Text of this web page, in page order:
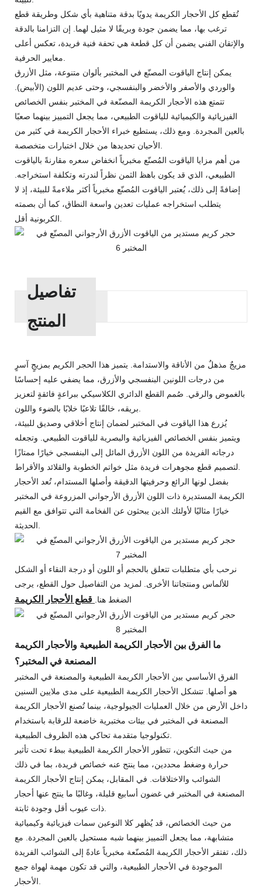
تُقطع كل الأحجار الكريمة يدويًا بدقة متناهية بأي شكل وطريقة قطع
ترغب بها، مما يضمن جودة وبريقًا لا مثيل لهما. إن التزامنا بالدقة
والإتقان الفني يضمن أن كل قطعة هي تحفة فنية فريدة، تعكس أعلى
يمكن إنتاج الياقوت المصنّع في المختبر بألوان متنوعة، مثل الأزرق
والوردي والأصفر والأخضر والبنفسجي، وحتى عديم اللون (الأبيض).
تتمتع هذه الأحجار الكريمة المصنّعة في المختبر بنفس الخصائص
الفيزيائية والكيميائية للياقوت الطبيعي، مما يجعل التمييز بينهما صعبًا
بالعين المجردة. ومع ذلك، يستطيع خبراء الأحجار الكريمة في كثير من
من أهم مزايا الياقوت المُصنّع مخبرياً انخفاض سعره مقارنةً بالياقوت
الطبيعي، الذي قد يكون باهظ الثمن نظراً لندرته وتكلفة استخراجه.
إضافةً إلى ذلك، يُعتبر الياقوت المُصنّع مخبرياً أكثر ملاءمةً للبيئة، إذ لا
يتطلب استخراجه عمليات تعدين واسعة النطاق، كما أن بصمته
تفاصيل
المنتج
مزيجٌ مذهلٌ من الأناقة والاستدامة. يتميز هذا الحجر الكريم بمزيجٍ آسرٍ
من درجات اللونين البنفسجي والأزرق، مما يضفي عليه إحساسًا
بالغموض والرقي. صُمم القطع الدائري الكلاسيكي ببراعةٍ فائقةٍ لتعزيز
يُزرع هذا الياقوت في المختبر لضمان إنتاج أخلاقي وصديق للبيئة،
ويتميز بنفس الخصائص الفيزيائية والبصرية للياقوت الطبيعي. وتجعله
درجاته الفريدة من اللون الأزرق المائل إلى البنفسجي خيارًا ممتازًا
بفضل لونها الرائع وحرفيتها الدقيقة وأصلها المستدام، تُعد الأحجار
الكريمة المستديرة ذات اللون الأزرق الأرجواني المزروعة في المختبر
خيارًا مثاليًا لأولئك الذين يبحثون عن الفخامة التي تتوافق مع القيم
نرحب بأي متطلبات تتعلق بالحجم أو اللون أو درجة النقاء أو الشكل
للألماس ومنتجاتنا الأخرى. لمزيد من التفاصيل حول القطع، يرجى
الضغط هنا. قطع الأحجار الكريمة
ما الفرق بين الأحجار الكريمة الطبيعية والأحجار الكريمة
المصنعة في المختبر؟
الفرق الأساسي بين الأحجار الكريمة الطبيعية والمصنعة في المختبر
هو أصلها. تتشكل الأحجار الكريمة الطبيعية على مدى ملايين السنين
داخل الأرض من خلال العمليات الجيولوجية، بينما تُصنع الأحجار الكريمة
المصنعة في المختبر في بيئات مختبرية خاضعة للرقابة باستخدام
من حيث التكوين، تتطور الأحجار الكريمة الطبيعية ببطء تحت تأثير
حرارة وضغط محددين، مما ينتج عنه خصائص فريدة، بما في ذلك
الشوائب والاختلافات. في المقابل، يمكن إنتاج الأحجار الكريمة
المصنعة في المختبر في غضون أسابيع قليلة، وغالبًا ما ينتج عنها أحجار
من حيث الخصائص، قد يُظهر كلا النوعين سمات فيزيائية وكيميائية
متشابهة، مما يجعل التمييز بينهما شبه مستحيل بالعين المجردة. مع
ذلك، تفتقر الأحجار الكريمة المُصنّعة مخبرياً عادةً إلى الشوائب الفريدة
الموجودة في الأحجار الطبيعية، والتي قد تكون مهمة لهواة جمع